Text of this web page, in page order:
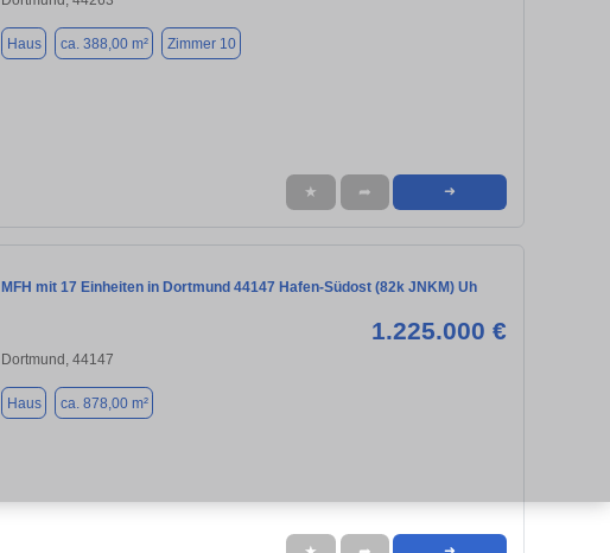
Haus ca. 388,00 m² Zimmer 10
★ ➦ ➜
MFH mit 17 Einheiten in Dortmund 44147 Hafen-Südost (82k JNKM) Uh
1.225.000 €
Dortmund, 44147
Haus ca. 878,00 m²